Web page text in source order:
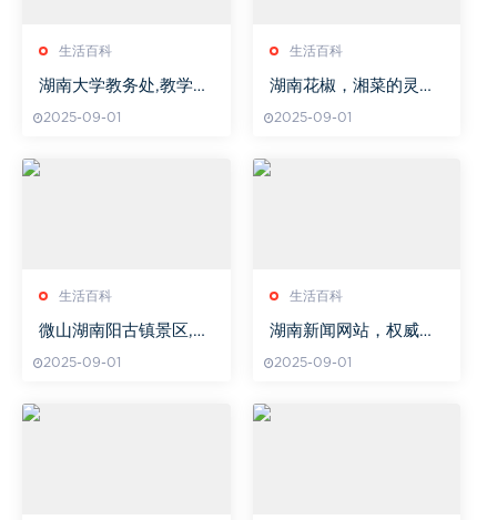
生活百科
湖南大学教务处,教学管
必备指南
2025-09-01
生活百科
湖南花椒，湘菜的灵魂
2025-09-01
生活百科
微山湖南阳古镇景区,探
旅游攻略详解
2025-09-01
生活百科
湖南新闻网站，权威资
新闻报道与互动体验解
2025-09-01